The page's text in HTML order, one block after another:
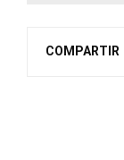
COMPARTIR